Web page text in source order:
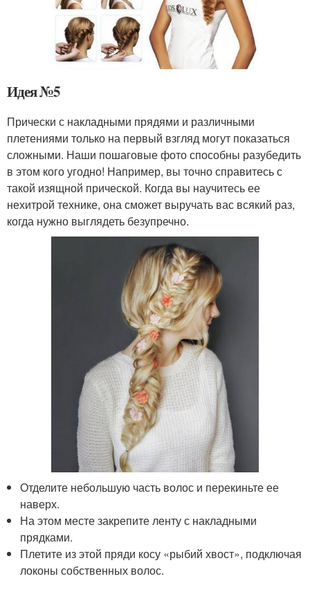
Идея №5
Прически с накладными прядями и различными
плетениями только на первый взгляд могут показаться
сложными. Наши пошаговые фото способны разубедить
в этом кого угодно! Например, вы точно справитесь с
такой изящной прической. Когда вы научитесь ее
нехитрой технике, она сможет выручать вас всякий раз,
когда нужно выглядеть безупречно.
Отделите небольшую часть волос и перекиньте ее
наверх.
На этом месте закрепите ленту с накладными
прядками.
Плетите из этой пряди косу «рыбий хвост», подключая
локоны собственных волос.